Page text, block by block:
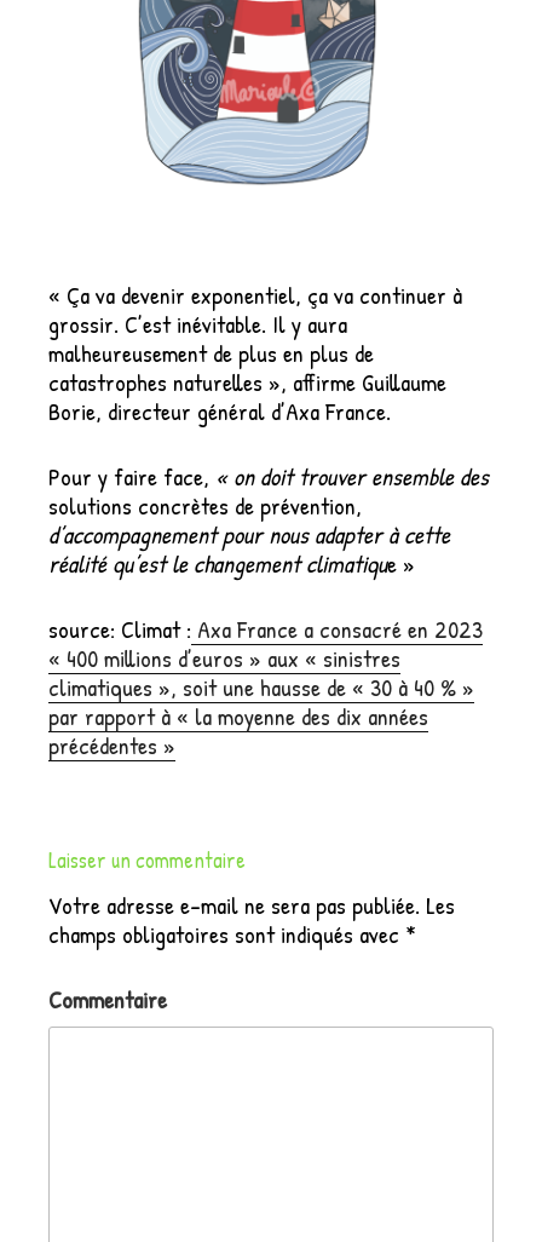
« Ça va devenir exponentiel, ça va continuer à
grossir. C’est inévitable. Il y aura
malheureusement de plus en plus de
catastrophes naturelles », affirme Guillaume
Borie, directeur général d’Axa France.
Pour y faire face, « on doit trouver ensemble des
solutions concrètes de prévention,
d’accompagnement pour nous adapter à cette
réalité qu’est le changement climatique »
source: Climat : Axa France a consacré en 2023
« 400 millions d’euros » aux « sinistres
climatiques », soit une hausse de « 30 à 40 % »
par rapport à « la moyenne des dix années
précédentes »
Laisser un commentaire
Votre adresse e-mail ne sera pas publiée. Les
champs obligatoires sont indiqués avec *
Commentaire